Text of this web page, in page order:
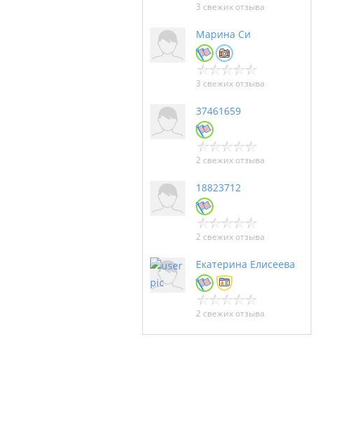
3 свежих отзыва
Марина Си
3 свежих отзыва
37461659
2 свежих отзыва
18823712
2 свежих отзыва
Екатерина Елисеева
2 свежих отзыва